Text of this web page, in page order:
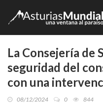
La Consejería de
seguridad del
con una
08/12/2024 0 844